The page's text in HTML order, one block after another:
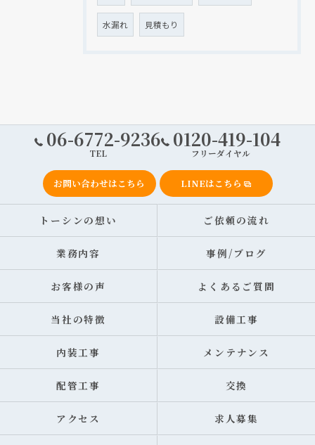
水漏れ 見積もり
06-6772-9236
TEL
0120-419-104
フリーダイヤル
お問い合わせはこちら LINEはこちら
トーシンの想い ご依頼の流れ
業務内容 事例/ブログ
お客様の声 よくあるご質問
当社の特徴 設備工事
内装工事 メンテナンス
配管工事 交換
アクセス 求人募集